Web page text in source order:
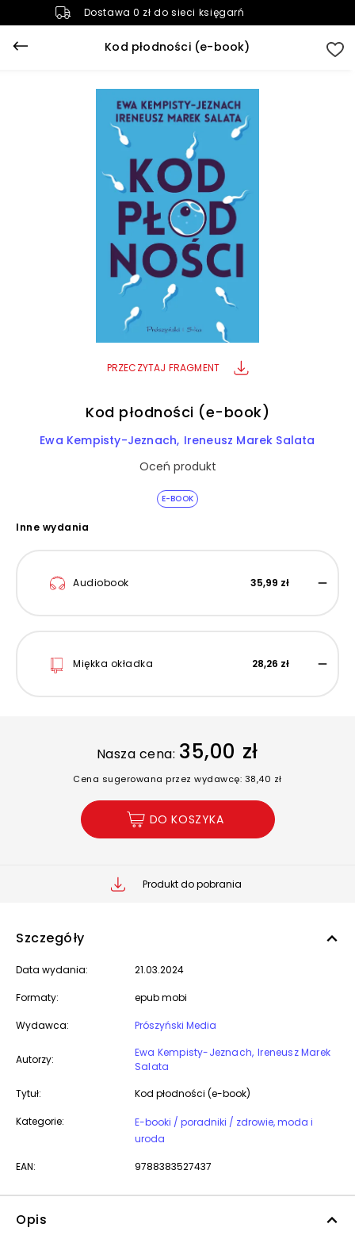
Dostawa 0 zł do sieci księgarń
Kod płodności (e-book)
PRZECZYTAJ FRAGMENT
E-BOOK
Kod płodności (e-book)
Ewa Kempisty-Jeznach Ireneusz Marek Salata
Oceń produkt
Inne wydania
Audiobook 35,99 zł
Miękka okładka 28,26 zł
Nasza cena: 35,00 zł
Cena sugerowana przez wydawcę: 38,40 zł
DO KOSZYKA
Produkt do pobrania
Szczegóły
Data wydania: 21.03.2024
Formaty: epub mobi
Wydawca: Prószyński Media
Autorzy:
Ewa Kempisty-Jeznach Ireneusz Marek
Salata
Tytuł:
Kod płodności (e-book)
Kategorie:
E-booki / poradniki / zdrowie, moda i
uroda
EAN: 9788383527437
Opis